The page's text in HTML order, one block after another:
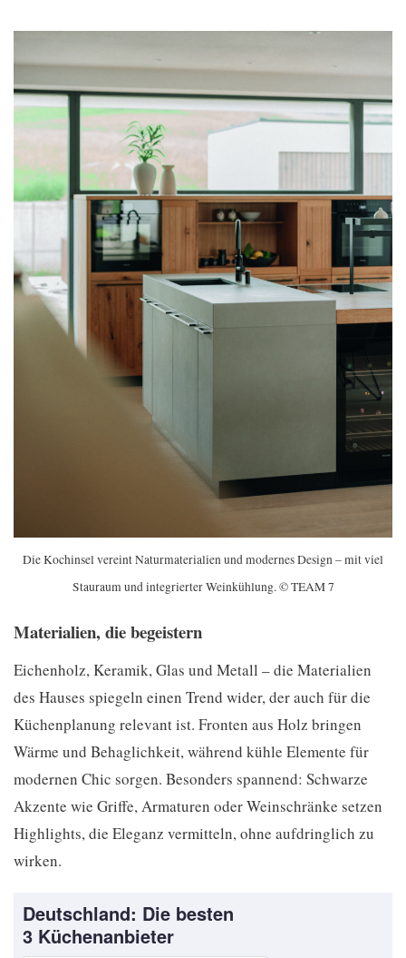
Die Kochinsel vereint Naturmaterialien und modernes Design – mit viel
Stauraum und integrierter Weinkühlung. © TEAM 7
Materialien, die begeistern
Eichenholz, Keramik, Glas und Metall – die Materialien
des Hauses spiegeln einen Trend wider, der auch für die
Küchenplanung relevant ist. Fronten aus Holz bringen
Wärme und Behaglichkeit, während kühle Elemente für
modernen Chic sorgen. Besonders spannend: Schwarze
Akzente wie Griffe, Armaturen oder Weinschränke setzen
Highlights, die Eleganz vermitteln, ohne aufdringlich zu
wirken.
Deutschland: Die besten
3 Küchenanbieter